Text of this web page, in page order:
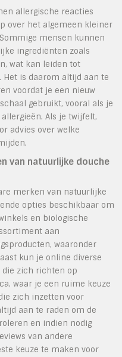
allergische reacties
over het algemeen kleiner
mensen kunnen
ingrediënten zoals
wat kan leiden tot
is daarom altijd aan te
voordat je een nieuw
gebruikt, vooral als je
Als je twijfelt,
advies over welke
van natuurlijke douche
merken van natuurlijke
opties beschikbaar om
en biologische
aan
waaronder
kun je online diverse
die zich richten op
waar je een ruime keuze
zich inzetten voor
aan te raden om de
en indien nodig
van andere
keuze te maken voor